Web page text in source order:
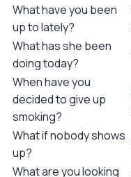
What have you been
up to lately?
What has she been
doing today?
When have you
decided to give up
smoking?
What if nobody shows
up?
What are you looking